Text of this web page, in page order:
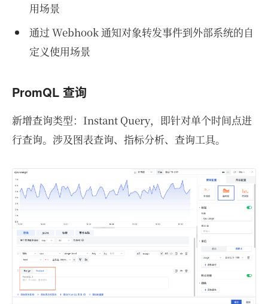
用场景
通过 Webhook 通知对象转发事件到外部系统的自
定义使用场景
PromQL 查询
新增查询类型：Instant Query，即针对单个时间点进
行查询。涉及图表查询、指标分析、查询工具。